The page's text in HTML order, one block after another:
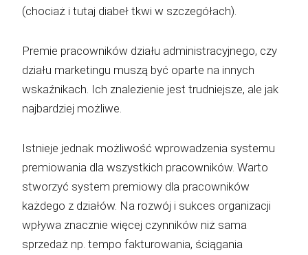
(chociaż i tutaj diabeł tkwi w szczegółach).
Premie pracowników działu administracyjnego, czy
działu marketingu muszą być oparte na innych
wskaźnikach. Ich znalezienie jest trudniejsze, ale jak
najbardziej możliwe.
Istnieje jednak możliwość wprowadzenia systemu
premiowania dla wszystkich pracowników. Warto
stworzyć system premiowy dla pracowników
każdego z działów. Na rozwój i sukces organizacji
wpływa znacznie więcej czynników niż sama
sprzedaż np. tempo fakturowania, ściągania